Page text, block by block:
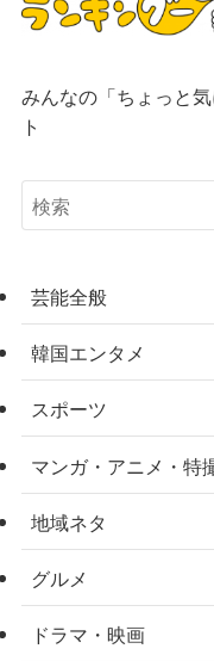
みんなの「ちょっと
ト
芸能全般
韓国エンタメ
スポーツ
マンガ・アニメ・特
地域ネタ
グルメ
ドラマ・映画